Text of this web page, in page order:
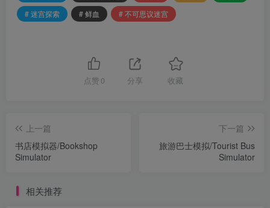
# 迷宫探索
# 鲜血 # 不可思议迷宫
点赞 0 分享 收藏
上一篇
书店模拟器/Bookshop
Simulator
下一篇
旅游巴士模拟/Tourist Bus
Simulator
相关推荐